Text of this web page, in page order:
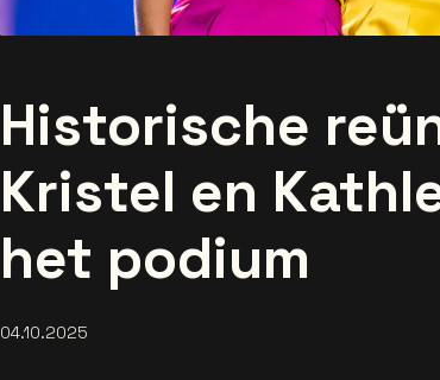
Historische
Kristel en
het podium
04.10.2025